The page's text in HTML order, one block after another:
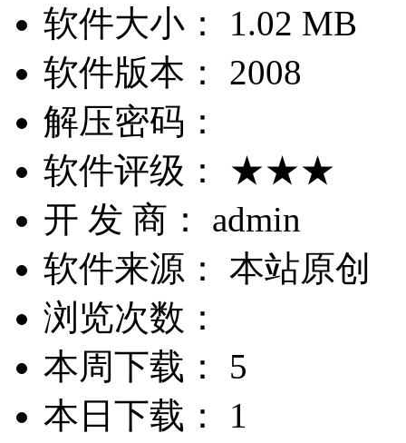
软件大小：
1.02 MB
软件版本：
2008
解压密码：
软件评级：
★★★
开 发 商：
admin
软件来源：
本站原创
浏览次数：
本周下载：
5
本日下载：
1